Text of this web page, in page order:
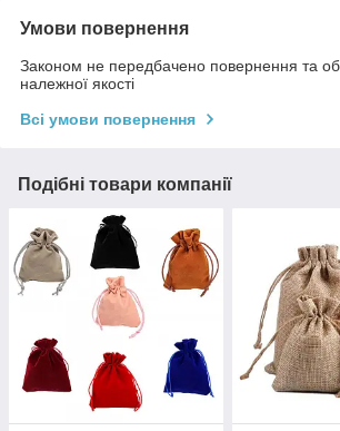
Умови повернення
Законом не передбачено повернення та
належної якості
Всі умови повернення
Подібні товари компанії